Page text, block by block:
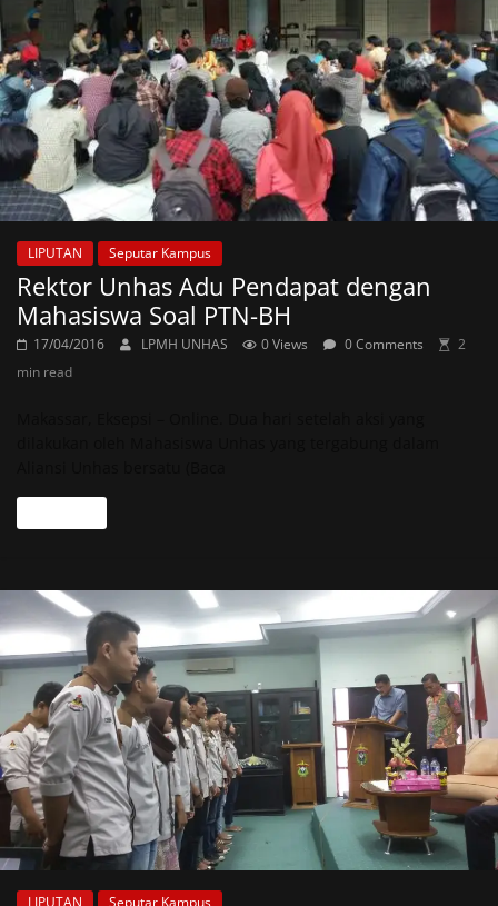
LIPUTAN Seputar Kampus
Rektor Unhas Adu Pendapat dengan
Mahasiswa Soal PTN-BH
17/04/2016 LPMH UNHAS 0 Views 0 Comments
2
min read
LIPUTAN Seputar Kampus